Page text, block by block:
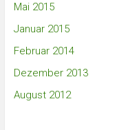
Mai 2015
Januar 2015
Februar 2014
Dezember 2013
August 2012